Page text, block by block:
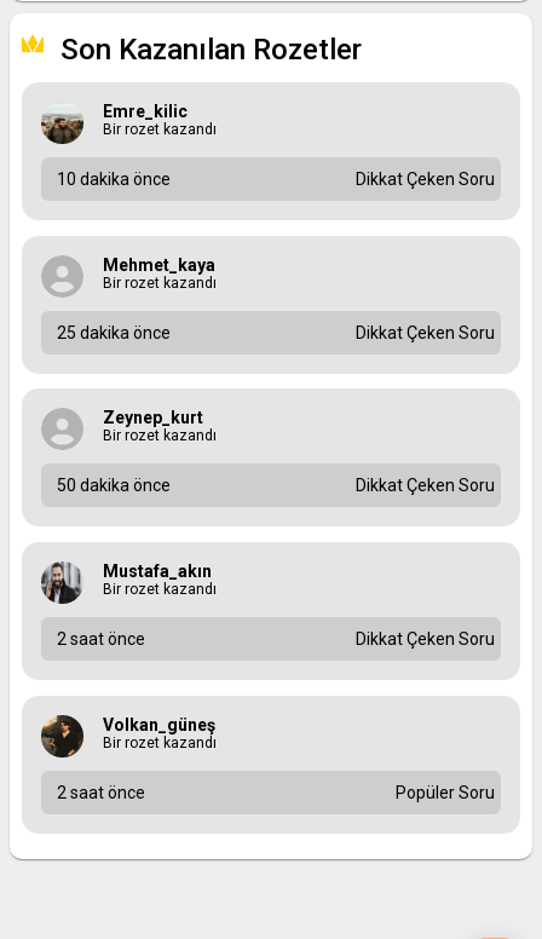
Son Kazanılan Rozetler
Emre_kilic
Bir rozet kazandı
10 dakika önce Dikkat Çeken Soru
Mehmet_kaya
Bir rozet kazandı
25 dakika önce Dikkat Çeken Soru
Zeynep_kurt
Bir rozet kazandı
50 dakika önce Dikkat Çeken Soru
Mustafa_akın
Bir rozet kazandı
2 saat önce Dikkat Çeken Soru
Volkan_güneş
Bir rozet kazandı
2 saat önce Popüler Soru